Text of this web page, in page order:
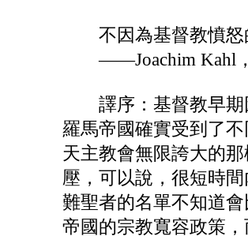
不因為基督教憤怒
——Joachim Kahl，
譯序：基督教早期
羅馬帝國確實受到了
天主教會無限誇大的
壓，可以說，很短時
難聖者的名單不知道
帝國的宗教寬容政策